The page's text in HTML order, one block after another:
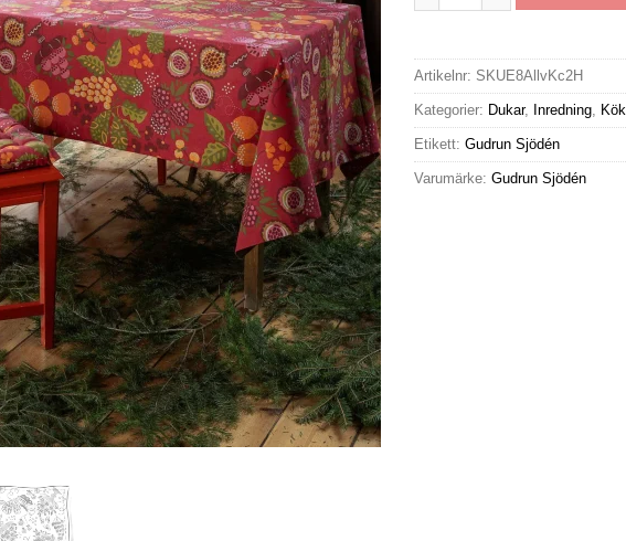
Artikelnr: SKUE8AllvKc2H
Kategorier: Dukar, Inredning,
Etikett: Gudrun Sjödén
Varumärke: Gudrun Sjödén